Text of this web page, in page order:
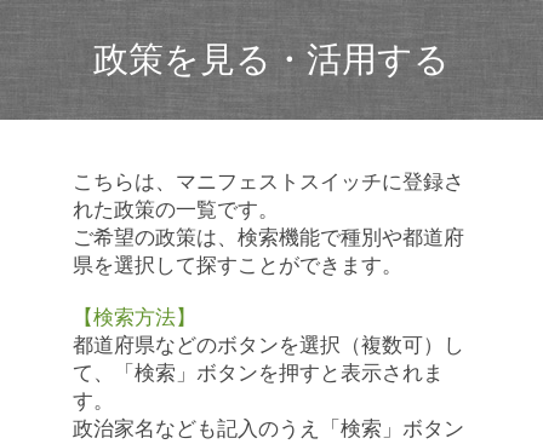
政策を見る・活用する
こちらは、マニフェストスイッチに登録さ
れた政策の一覧です。
ご希望の政策は、検索機能で種別や都道府
県を選択して探すことができます。
【検索方法】
都道府県などのボタンを選択（複数可）し
て、「検索」ボタンを押すと表示されま
す。
政治家名なども記入のうえ「検索」ボタン